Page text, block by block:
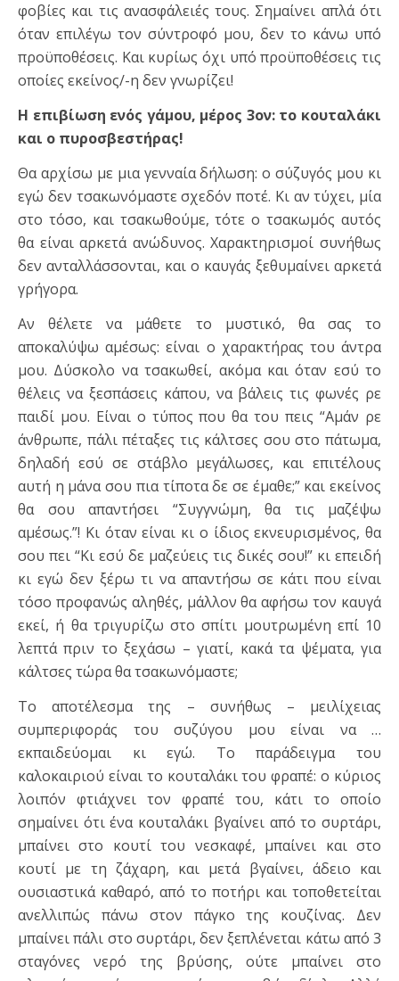
φοβίες και τις ανασφάλειές τους. Σημαίνει απλά ότι
όταν επιλέγω τον σύντροφό μου, δεν το κάνω υπό
προϋποθέσεις. Και κυρίως όχι υπό προϋποθέσεις τις
οποίες εκείνος/-η δεν γνωρίζει!
Η επιβίωση ενός γάμου, μέρος 3ον: το κουταλάκι
και ο πυροσβεστήρας!
Θα αρχίσω με μια γενναία δήλωση: ο σύζυγός μου κι
εγώ δεν τσακωνόμαστε σχεδόν ποτέ. Κι αν τύχει, μία
στο τόσο, και τσακωθούμε, τότε ο τσακωμός αυτός
θα είναι αρκετά ανώδυνος. Χαρακτηρισμοί συνήθως
δεν ανταλλάσσονται, και ο καυγάς ξεθυμαίνει αρκετά
γρήγορα.
Αν θέλετε να μάθετε το μυστικό, θα σας το
αποκαλύψω αμέσως: είναι ο χαρακτήρας του άντρα
μου. Δύσκολο να τσακωθεί, ακόμα και όταν εσύ το
θέλεις να ξεσπάσεις κάπου, να βάλεις τις φωνές ρε
παιδί μου. Είναι ο τύπος που θα του πεις “Αμάν ρε
άνθρωπε, πάλι πέταξες τις κάλτσες σου στο πάτωμα,
δηλαδή εσύ σε στάβλο μεγάλωσες, και επιτέλους
αυτή η μάνα σου πια τίποτα δε σε έμαθε;” και εκείνος
θα σου απαντήσει “Συγγνώμη, θα τις μαζέψω
αμέσως.”! Κι όταν είναι κι ο ίδιος εκνευρισμένος, θα
σου πει “Κι εσύ δε μαζεύεις τις δικές σου!” κι επειδή
κι εγώ δεν ξέρω τι να απαντήσω σε κάτι που είναι
τόσο προφανώς αληθές, μάλλον θα αφήσω τον καυγά
εκεί, ή θα τριγυρίζω στο σπίτι μουτρωμένη επί 10
λεπτά πριν το ξεχάσω – γιατί, κακά τα ψέματα, για
κάλτσες τώρα θα τσακωνόμαστε;
Το αποτέλεσμα της – συνήθως – μειλίχειας
συμπεριφοράς του συζύγου μου είναι να …
εκπαιδεύομαι κι εγώ. Το παράδειγμα του
καλοκαιριού είναι το κουταλάκι του φραπέ: ο κύριος
λοιπόν φτιάχνει τον φραπέ του, κάτι το οποίο
σημαίνει ότι ένα κουταλάκι βγαίνει από το συρτάρι,
μπαίνει στο κουτί του νεσκαφέ, μπαίνει και στο
κουτί με τη ζάχαρη, και μετά βγαίνει, άδειο και
ουσιαστικά καθαρό, από το ποτήρι και τοποθετείται
ανελλιπώς πάνω στον πάγκο της κουζίνας. Δεν
μπαίνει πάλι στο συρτάρι, δεν ξεπλένεται κάτω από 3
σταγόνες νερό της βρύσης, ούτε μπαίνει στο